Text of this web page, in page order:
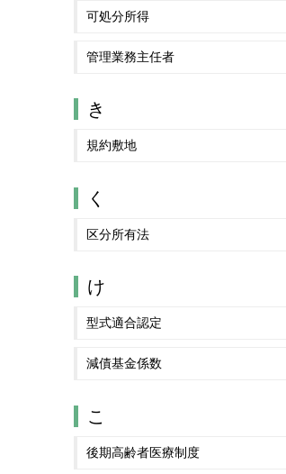
可処分所得
管理業務主任者
き
規約敷地
く
区分所有法
け
型式適合認定
減債基金係数
こ
後期高齢者医療制度